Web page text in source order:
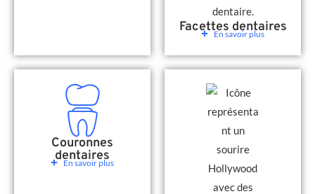
Facettes dentaires
En savoir plus
Couronnes
dentaires
En savoir plus